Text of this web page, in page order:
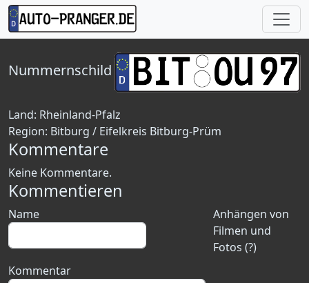
Nummernschild
Land: Rheinland-Pfalz
Region: Bitburg / Eifelkreis Bitburg-Prüm
Kommentare
Keine Kommentare.
Kommentieren
Anhängen von
Filmen und
Fotos (?)
Name
Kommentar